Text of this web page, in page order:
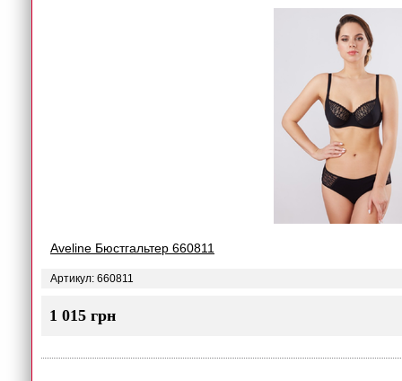
Aveline Бюстгальтер 660811
Артикул: 660811
1 015 грн